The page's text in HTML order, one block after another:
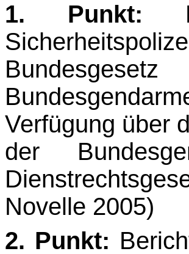
1. Punkt:
Verfügung über
der
Novelle 2005)
2. Punkt: